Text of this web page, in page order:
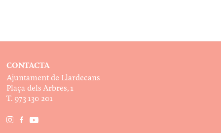
CONTACTA
Ajuntament de Llardecans
Plaça dels Arbres, 1
T. 973 130 201